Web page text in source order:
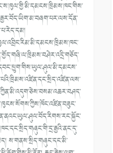
གྱི་མི་དམངས་ཁྲིམས་ཁང་གིས་
རྒྱར་བོད་ཡིག་མ་བཞག་པར་ལས་དོན་
ཁང་
འདྲི་གཅོད་
མི་དམངས་
འཛིན་ལས་
བསམ་འཆར་བཤད་
ཁོང་འཛིན་བཟུང་
ང་
་ནང་དུ་
ས་གནས་སྲིད་གཞུང་དང་མི་